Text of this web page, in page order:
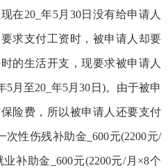
在20_年5月30日没有给申请人
求支付工资时，被申请人却要
的生活开支，现要求被申请人
5月至20_年5月30日)。由于被申
险费，所以被申请人还要支付
性伤残补助金_600元(2200元/
补助金_600元(2200元/月×8个